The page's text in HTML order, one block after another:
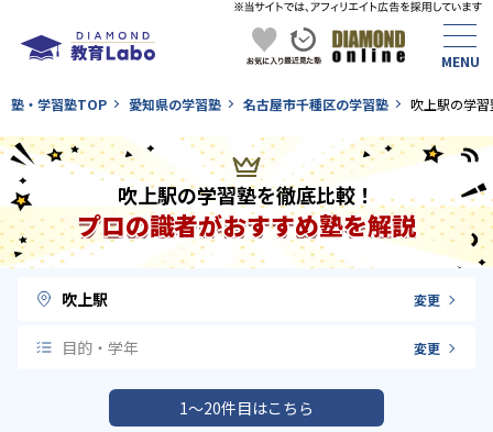
塾・学習塾TOP 愛知県の学習塾 名古屋市千種区の学習塾 吹上駅の学習
吹上駅の学習塾を徹底比較！
プロの識者がおすすめ塾を解説
吹上駅 変更
目的・学年 変更
1〜20件目はこちら